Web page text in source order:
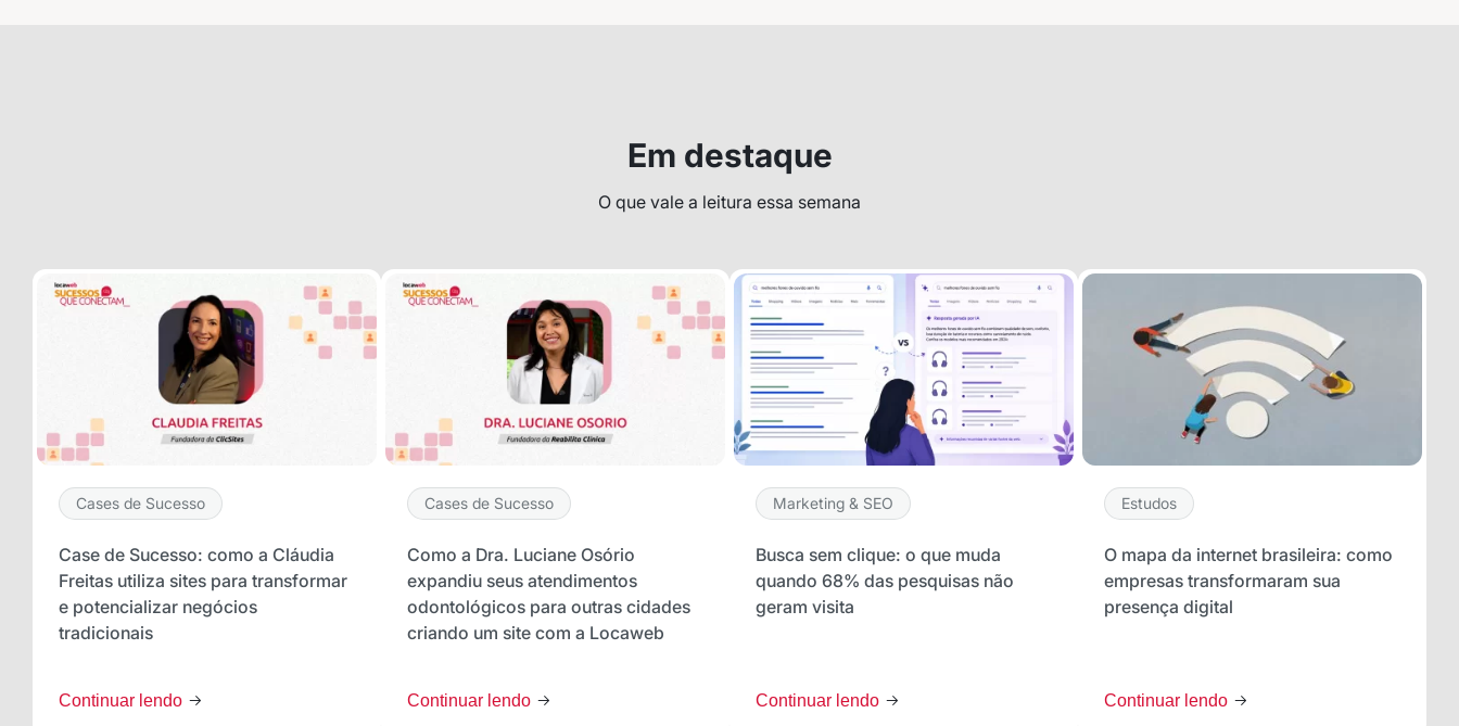
Em destaque
O que vale a leitura essa semana
Cases de Sucesso
Case de Sucesso: como a Cláudia
Freitas utiliza sites para transformar
e potencializar negócios
tradicionais
Continuar lendo
Cases de Sucesso
Como a Dra. Luciane Osório
expandiu seus atendimentos
odontológicos para outras cidades
criando um site com a Locaweb
Continuar lendo
Marketing & SEO
Busca sem clique: o que muda
quando 68% das pesquisas não
geram visita
Continuar lendo
Estudos
O mapa da internet brasileira: como
empresas transformaram sua
presença digital
Continuar lendo
nossas comunicações e está de acordo com as nossas Políticas
Assinar newsletter